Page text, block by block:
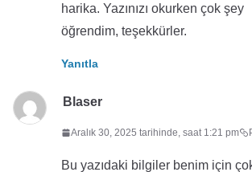
harika. Yazınızı okurken çok şey
öğrendim, teşekkürler.
Yanıtla
Blaser
Aralık 30, 2025 tarihinde, saat 1:21 pm
Bu yazıdaki bilgiler benim için